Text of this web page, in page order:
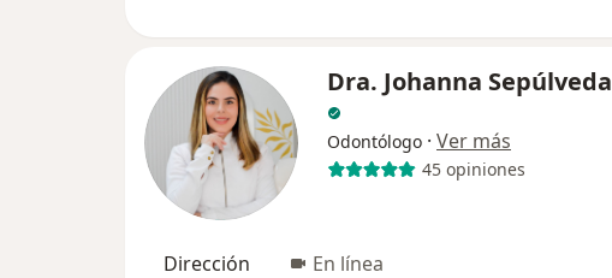
Dra. Johanna Sepúlveda
Odontólogo · Ver más
45 opiniones
Dirección En línea